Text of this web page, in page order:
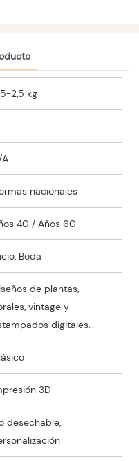
2,5 kg
nacionales
40 / Años 60
Boda
de plantas,
vintage y
digitales.
3D
desechable,